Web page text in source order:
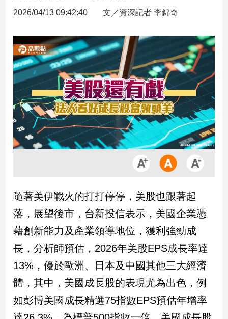
新
產
經/
股
市
房
地
產
品
政
治
政
治
焦
觀
點
民
調
2026/04/13 09:42:40 文／資深記者 李錦奇
隨著美伊戰火的打打停停，美股也跟著起
落，展望後市，台新投信表示，美國企業憑
藉創新能力及產業領導地位，獲利強勁成
長，分析師預估，2026年美股EPS成長率達
13%，優於歐洲、日本及中國其他三大經濟
體，其中，美國成長股的表現尤為出色，例
如彭博美國成長精選75指數EPS預估年增率